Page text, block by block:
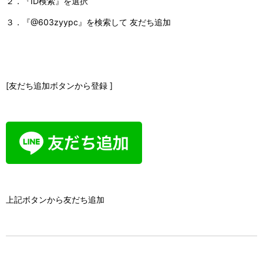
３．『@603zyypc 』を検索して 友だち追加
[友だち追加ボタンから登録 ]
上記ボタンから友だち追加